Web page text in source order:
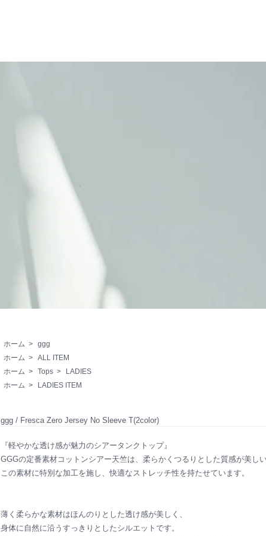
ホーム > ggg
ホーム > ALL ITEM
ホーム > Tops >
LADIES
ホーム > LADIES ITEM
ggg / Fresca Zero Jersey No Sleeve T(2color)
『軽やかな透け感が魅力のシアータンクトップ』
GGGの定番素材コットンシアー天竺は、柔らかくつるりとした質感が美しい
この素材に特別な加工を施し、快適なストレッチ性を持たせています。
薄く柔らかな素材はほんのりとした透け感が美しく、
身体に自然に沿うすっきりとしたシルエットです。